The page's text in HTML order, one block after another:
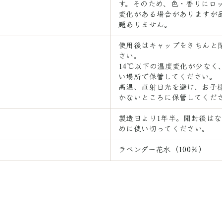
す。そのため、色・香りにロ
変化がある場合がありますが
題ありません。
使用後はキャップをきちんと
さい。
14℃以下の温度変化が少なく
い場所で保管してください。
高温、直射日光を避け、お子
かないところに保管してくだ
製造日より1年半。開封後は
めに使い切ってください。
ラベンダー花水（100％）